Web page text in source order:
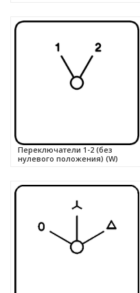
Переключатели 1-2 (без
нулевого положения) (W)